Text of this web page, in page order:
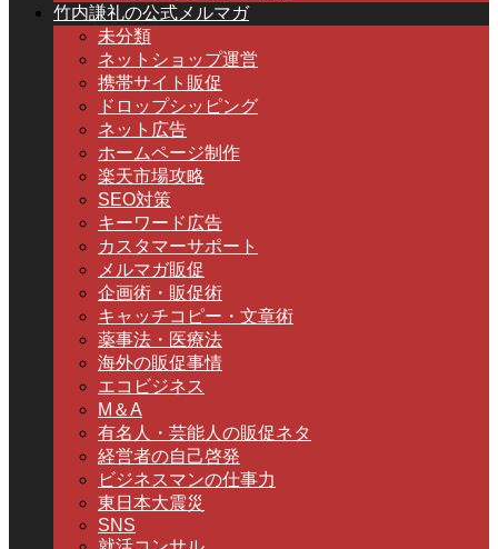
竹内謙礼の公式メルマガ
未分類
ネットショップ運営
携帯サイト販促
ドロップシッピング
ネット広告
ホームページ制作
楽天市場攻略
SEO対策
キーワード広告
カスタマーサポート
メルマガ販促
企画術・販促術
キャッチコピー・文章術
薬事法・医療法
海外の販促事情
エコビジネス
M＆A
有名人・芸能人の販促ネタ
経営者の自己啓発
ビジネスマンの仕事力
東日本大震災
SNS